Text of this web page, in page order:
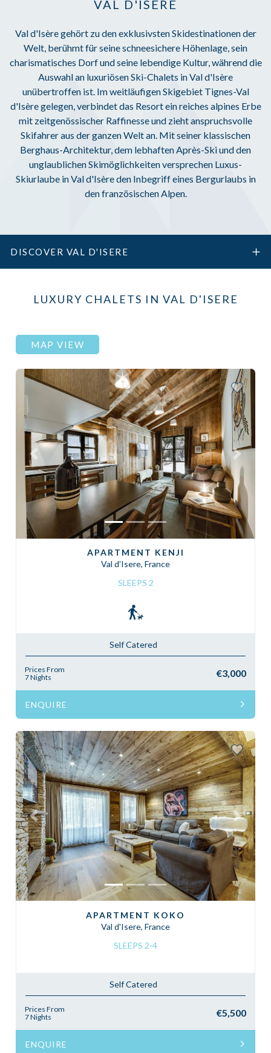
VAL D'ISÈRE
Val d'Isère gehört zu den exklusivsten Skidestinationen der
Welt, berühmt für seine schneesichere Höhenlage, sein
charismatisches Dorf und seine lebendige Kultur, während die
Auswahl an luxuriösen Ski-Chalets in Val d'Isère
unübertroffen ist. Im weitläufigen Skigebiet Tignes-Val
d'Isère gelegen, verbindet das Resort ein reiches alpines Erbe
mit zeitgenössischer Raffinesse und zieht anspruchsvolle
Skifahrer aus der ganzen Welt an. Mit seiner klassischen
Berghaus-Architektur, dem lebhaften Après-Ski und den
unglaublichen Skimöglichkeiten versprechen Luxus-
Skiurlaube in Val d'Isère den Inbegriff eines Bergurlaubs in
den französischen Alpen.
DISCOVER VAL D'ISERE
LUXURY CHALETS IN VAL D'ISERE
MAP VIEW
Previous Next
APARTMENT KENJI
Val d'Isere, France
SLEEPS 2
Self Catered
Prices From
7 Nights
€3,000
ENQUIRE
Previous Next
APARTMENT KOKO
Val d'Isere, France
SLEEPS 2-4
Self Catered
Prices From
7 Nights
€5,500
ENQUIRE